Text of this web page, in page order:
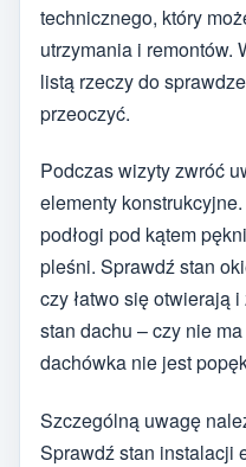
technicznego, który
utrzymania i remontów.
listą rzeczy do
przeoczyć.
Podczas wizyty zwróć
elementy
podłogi pod kątem
pleśni. Sprawdź stan
czy łatwo się otwierają
stan dachu – czy nie
dachówka nie jest
Szczególną uwagę
Sprawdź stan instalacji